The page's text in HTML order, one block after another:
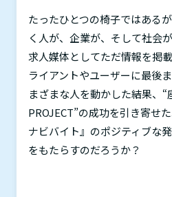
たったひとつの椅子ではある
く人が、企業が、そして社会
求人媒体としてただ情報を掲
ライアントやユーザーに最後
まざまな人を動かした結果、“
PROJECT”の成功を引き寄せ
ナビバイト』のポジティブな
をもたらすのだろうか？